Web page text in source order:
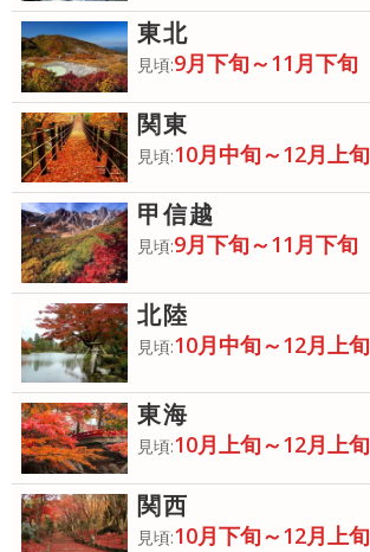
東北
見頃:9月下旬～11月下旬
関東
見頃:10月中旬～12月上旬
甲信越
見頃:9月下旬～11月下旬
北陸
見頃:10月中旬～12月上旬
東海
見頃:10月上旬～12月上旬
関西
見頃:10月下旬～12月上旬